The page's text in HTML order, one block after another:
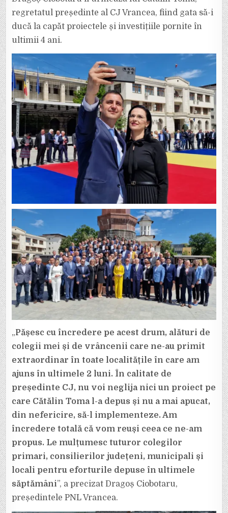
VIZANTEA-
LIVEZI,
GATA
SĂ
FACĂ
LA
CJ!
regretatul președinte al CJ Vrancea, fiind gata să-i
ducă la capăt proiectele și investițiile pornite în
ultimii 4 ani.
„Pășesc cu încredere pe acest drum, alături de
colegii mei și de vrâncenii care ne-au primit
extraordinar în toate localitățile în care am
ajuns în ultimele 2 luni. În calitate de
președinte CJ, nu voi neglija nici un proiect pe
care Cătălin Toma l-a depus și nu a mai apucat,
din nefericire, să-l implementeze. Am
încredere totală că vom reuși ceea ce ne-am
propus. Le mulțumesc tuturor colegilor
primari, consilierilor județeni, municipali și
locali pentru eforturile depuse în ultimele
săptămâni”, a precizat Dragoș Ciobotaru,
președintele PNL Vrancea.